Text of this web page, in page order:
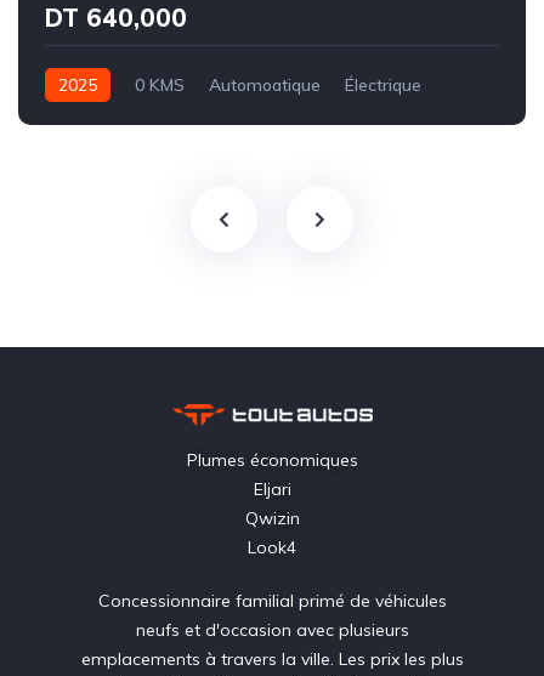
DT 640,000
2025 0 KMS Automoatique
Électrique
Plumes économiques
Eljari
Qwizin
Look4
Concessionnaire familial primé de véhicules
neufs et d'occasion avec plusieurs
emplacements à travers la ville. Les prix les plus